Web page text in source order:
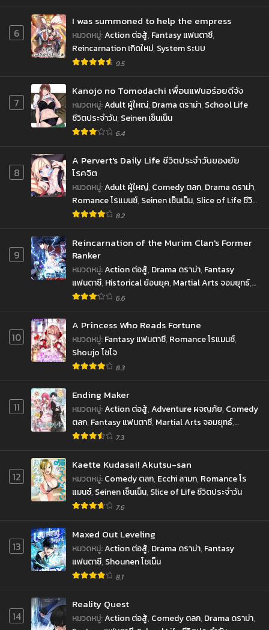
6
I was summoned to help the empress
หมวดหมู่:Action ต่อสู้, Fantasy แฟนตาซี,
Reincarnation เกิดใหม่, System ระบบ
9.5
7
Kanojo no Tomodachi เพื่อนแฟนอร่อยดีจัง
หมวดหมู่:Adult ผู้ใหญ่, Drama ดราม่า, School Life
ชีวิตประจำวัน, Seinen เซ็นเน็น
6.4
8
A Pervert's Daily Life ชีวิตประจำวันของยัย
โรคจิต
หมวดหมู่:Adult ผู้ใหญ่, Comedy ตลก, Drama ดราม่า,
Romance โรแมนซ์, Seinen เซ็นเน็น, Slice of Life ชีวิต
ประจำวัน
8.2
9
Reincarnation of the Murim Clan's Former
Ranker
หมวดหมู่:Action ต่อสู้, Drama ดราม่า, Fantasy
แฟนตาซี, Historical ย้อนยุค, Martial Arts จอมยุทธ์,
Shounen โชเน็น
6.6
10
A Princess Who Reads Fortune
หมวดหมู่:Fantasy แฟนตาซี, Romance โรแมนซ์,
Shoujo โชโจ
8.3
11
Ending Maker
หมวดหมู่:Action ต่อสู้,Adventure ผจญภัย, Comedy
ตลก, Fantasy แฟนตาซี, Martial Arts จอมยุทธ์,
Romance โรแมนซ์
7.3
12
Kaette Kudasai! Akutsu-san
หมวดหมู่:Comedy ตลก, Ecchi ลามก, Romance โร
แมนซ์, Seinen เซ็นเน็น, Slice of Life ชีวิตประจำวัน
7.6
13
Maxed Out Leveling
หมวดหมู่:Action ต่อสู้, Drama ดราม่า, Fantasy
แฟนตาซี, Shounen โชเน็น
8.1
14
Reality Quest
หมวดหมู่:Action ต่อสู้, Comedy ตลก, Drama ดราม่า,